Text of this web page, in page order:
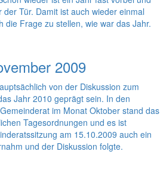
Tür. Damit ist auch wieder einmal
die Frage zu stellen, wie war das Jahr.
2009
von der Diskussion zum
Jahr 2010 geprägt sein. In den
im Monat Oktober stand das
Tagesordnungen und es ist
am 15.10.2009 auch ein
und der Diskussion folgte.